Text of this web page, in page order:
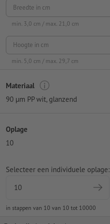
Breedte in cm
min. 3,0 cm / max. 21,0 cm
Hoogte in cm
min. 5,0 cm / max. 29,7 cm
Materiaal
90 µm PP wit, glanzend
Oplage
10
Selecteer een individuele oplage:
in stappen van 10 van 10 tot 10000